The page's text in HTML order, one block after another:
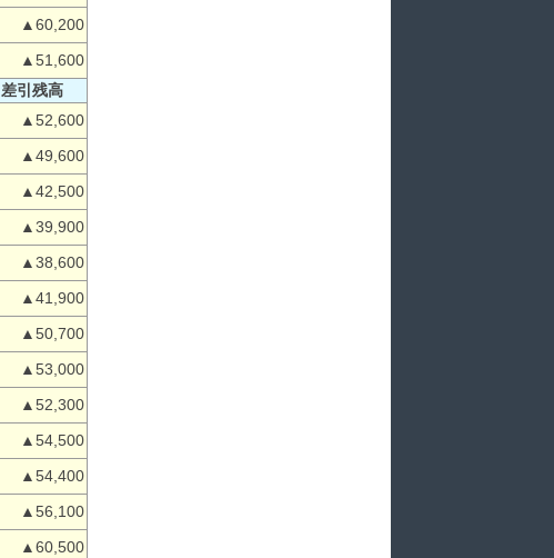
▲60,200
▲51,600
差引残高
▲52,600
▲49,600
▲42,500
▲39,900
▲38,600
▲41,900
▲50,700
▲53,000
▲52,300
▲54,500
▲54,400
▲56,100
▲60,500